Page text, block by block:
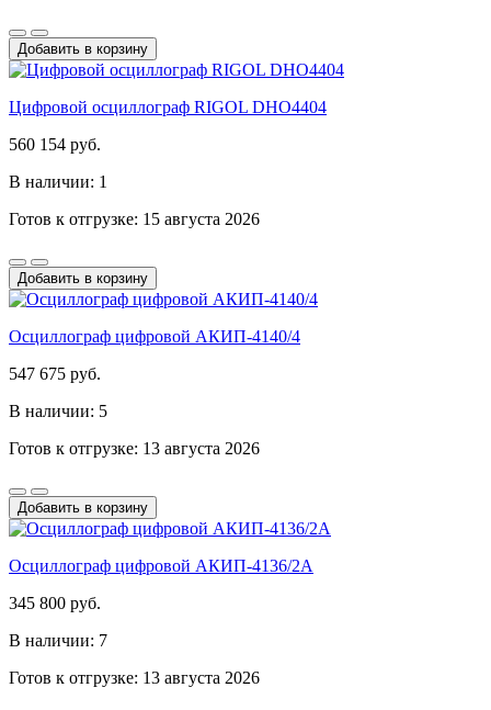
Добавить в корзину
Цифровой осциллограф RIGOL DHO4404
560 154 руб.
В наличии: 1
Готов к отгрузке: 15 августа 2026
Добавить в корзину
Осциллограф цифровой АКИП-4140/4
547 675 руб.
В наличии: 5
Готов к отгрузке: 13 августа 2026
Добавить в корзину
Осциллограф цифровой АКИП-4136/2А
345 800 руб.
В наличии: 7
Готов к отгрузке: 13 августа 2026